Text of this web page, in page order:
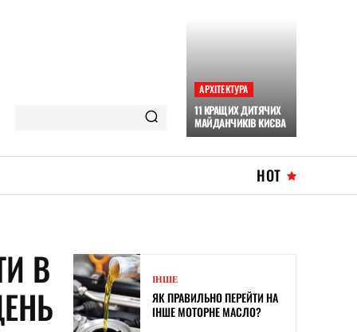
АРХІТЕКТУРА
11 КРАЩИХ ДИТЯЧИХ
МАЙДАНЧИКІВ КИЄВА
HOT
В
ІНШЕ
ЯК ПРАВИЛЬНО ПЕРЕЙТИ НА
ІНШЕ МОТОРНЕ МАСЛО?